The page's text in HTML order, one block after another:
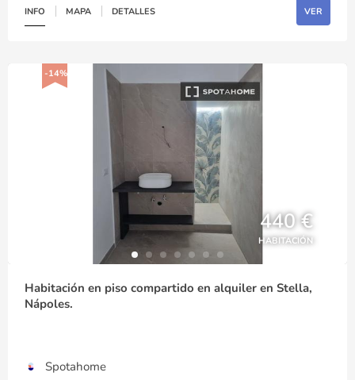
INFO MAPA DETALLES VER
-14%
440 €
HABITACIÓN
Habitación en piso compartido en alquiler en Stella,
Nápoles.
Spotahome